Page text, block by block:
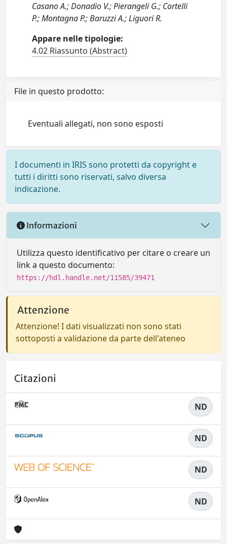
Casano A.; Donadio V.; Pierangeli G.; Cortelli
P.; Montagna P.; Baruzzi A.; Liguori R.
Appare nelle tipologie:
4.02 Riassunto (Abstract)
File in questo prodotto:
Eventuali allegati, non sono esposti
I documenti in IRIS sono protetti da copyright e
tutti i diritti sono riservati, salvo diversa
indicazione.
Informazioni
Utilizza questo identificativo per citare o creare un
link a questo documento:
https://hdl.handle.net/11585/39471
Attenzione
Attenzione! I dati visualizzati non sono stati
sottoposti a validazione da parte dell'ateneo
Citazioni
ND
ND
ND
ND